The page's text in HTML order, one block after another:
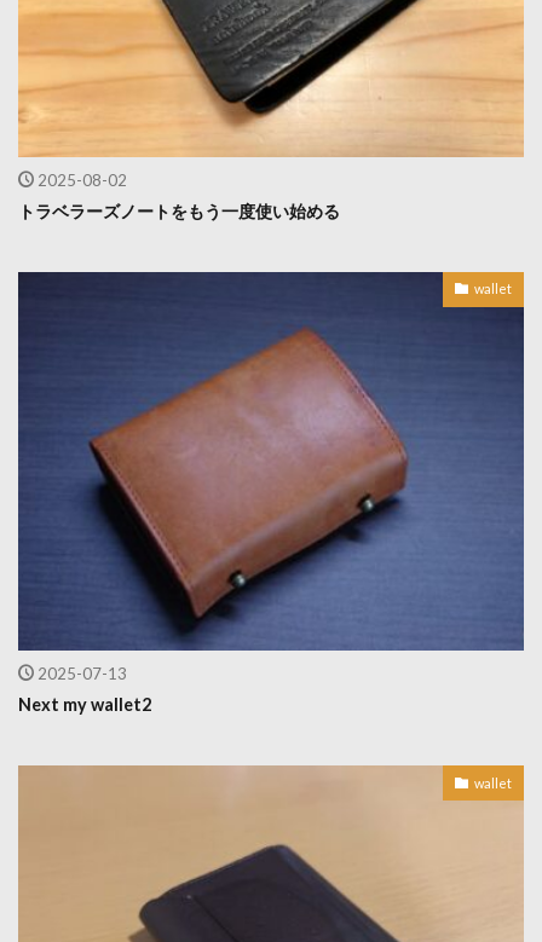
2025-08-02
トラベラーズノートをもう一度使い始める
wallet
2025-07-13
Next my wallet2
wallet